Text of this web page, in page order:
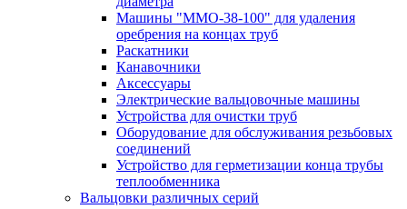
Машины "ММО-38-100" для удаления
оребрения на концах труб
Раскатники
Канавочники
Аксессуары
Электрические вальцовочные машины
Устройства для очистки труб
Оборудование для обслуживания резьбовых
соединений
Устройство для герметизации конца трубы
теплообменника
Вальцовки различных серий